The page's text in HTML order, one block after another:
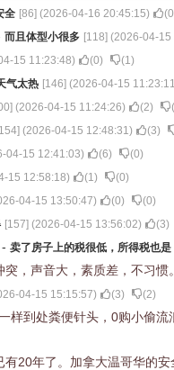
全 [86] (2026-04-16 20:45:15) (0
而且体型小很多 [118] (2026-04-15
15 11:23:48) (0) (1)
气太热 [146] (2026-04-15 11:23:11
] (2026-04-15 11:24:26) (2) (
154] (2026-04-15 12:48:31) (3)
04-15 12:41:03) (6) (0)
15 12:58:18) (1) (0)
04-15 13:50:47) (0) (0)
[157] (2026-04-15 13:56:02) (3)
- 卖了房子上的税很低，所得税也是
，声音大，素质差，不习惯
04-15 15:15:57) (3) (2)
样到处粪便针头，0购小偷
20年了。加拿大温哥华的